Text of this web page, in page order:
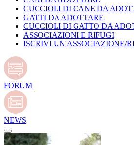
CUCCIOLI DI CANE DA
GATTI DA ADOTTARE
CUCCIOLI DI GATTO DA
ASSOCIAZIONI E RIFUGI
ISCRIVI UN'ASSOCIAZIONE/
FORUM
NEWS